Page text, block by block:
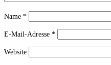
Name *
E-Mail-Adresse *
Website